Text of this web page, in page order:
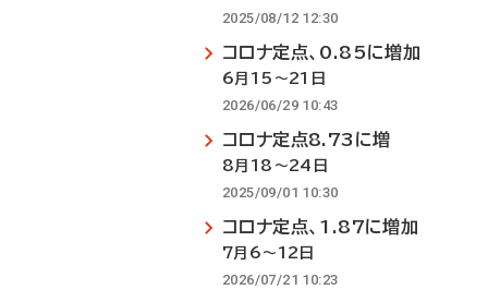
2025/08/12 12:30
コロナ定点、0.85に増加
6月15～21日
2026/06/29 10:43
コロナ定点8.73に増
8月18～24日
2025/09/01 10:30
コロナ定点、1.87に増加
7月6～12日
2026/07/21 10:23